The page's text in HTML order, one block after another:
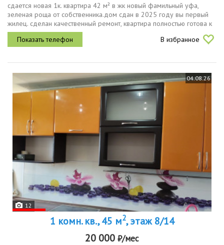
сдается новая 1к. квартира 42 м² в жк новый фамильный уфа,
зеленая роща от собственника.дом сдан в 2025 году вы первый
жилец. сделан качественный ремонт, квартира полностью готова к
комфортному проживанию.на фото квартира без мебели, но при...
В избранное
04.08.26
12
1 комн. кв., 45 м2, этаж 8/14
20 000 ₽/мес